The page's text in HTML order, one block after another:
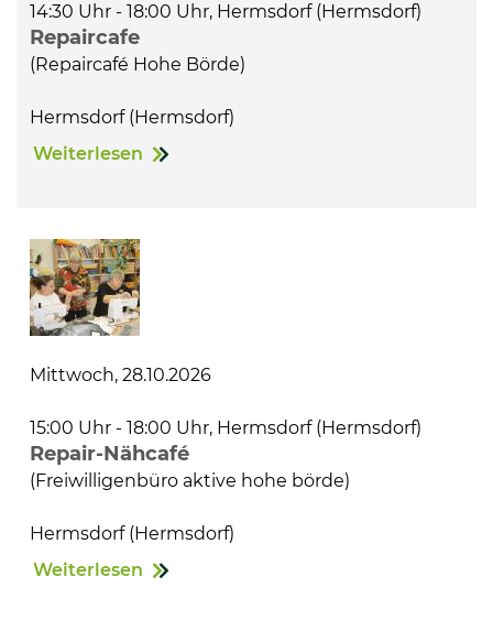
14:30 Uhr - 18:00 Uhr, Hermsdorf (Hermsdorf)
Repaircafe
(Repaircafé Hohe Börde)
Hermsdorf (Hermsdorf)
Weiterlesen
Mittwoch, 28.10.2026
15:00 Uhr - 18:00 Uhr, Hermsdorf (Hermsdorf)
Repair-Nähcafé
(Freiwilligenbüro aktive hohe börde)
Hermsdorf (Hermsdorf)
Weiterlesen